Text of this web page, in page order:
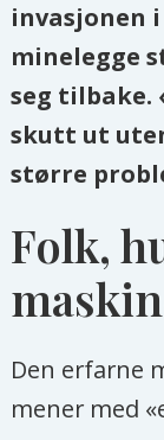
invasjonen
minelegge
seg tilbake.
skutt ut
større
Folk,
Den erfarne
mener med